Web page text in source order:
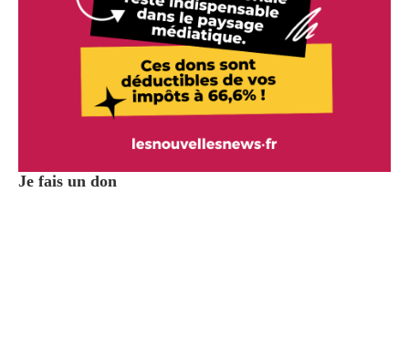
Je fais un don